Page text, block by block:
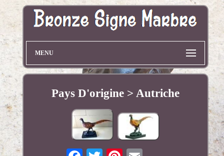
MENU
Pays D'origine > Autriche